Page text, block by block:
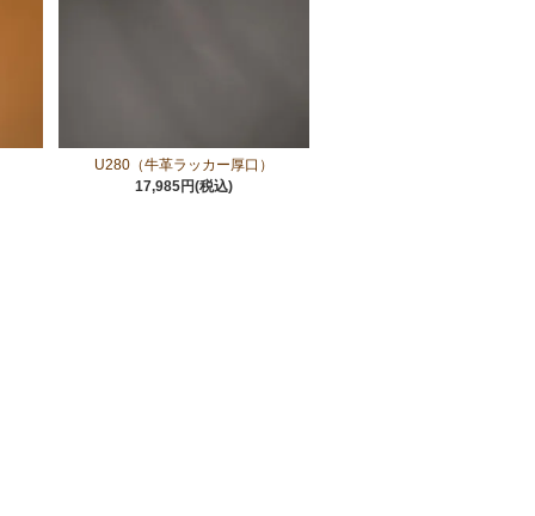
U280（牛革ラッカー厚口）
17,985円(税込)